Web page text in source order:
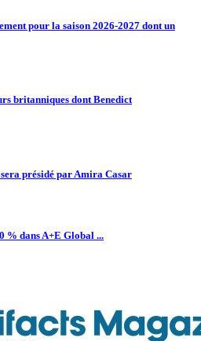
pour la saison 2026-2027 dont un
britanniques dont Benedict
présidé par Amira Casar
% dans A+E Global ...